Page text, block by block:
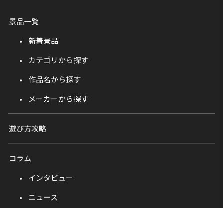
景品一覧
新着景品
カテゴリから探す
作品名から探す
メーカーから探す
遊び方攻略
コラム
インタビュー
ニュース